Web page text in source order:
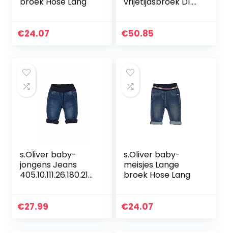
€24.07 €50.85
s.Oliver baby-
jongens Jeans
405.10.111.26.180.210
€27.99
s.Oliver baby-
meisjes Lange
broek Hose Lang
€24.07